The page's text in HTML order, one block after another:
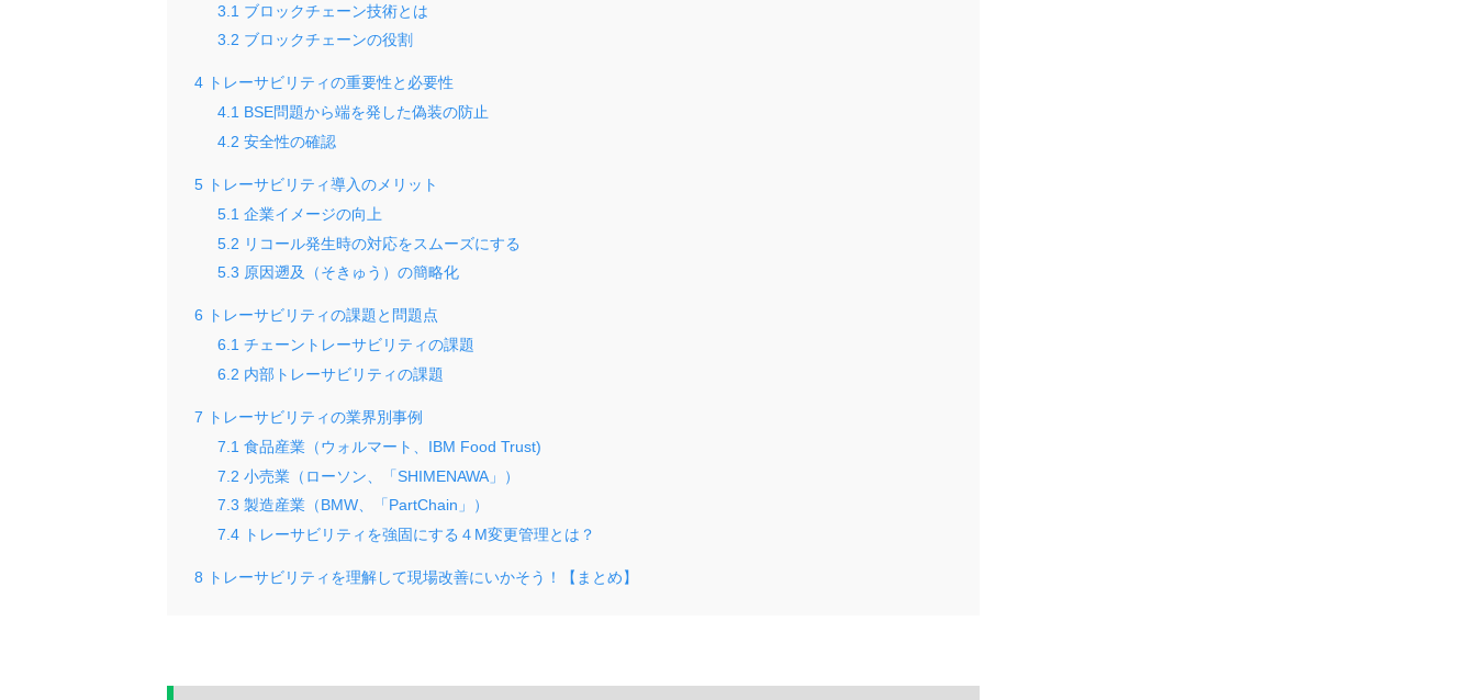
3.1 ブロックチェーン技術とは
3.2 ブロックチェーンの役割
4 トレーサビリティの重要性と必要性
4.1 BSE問題から端を発した偽装の防止
4.2 安全性の確認
5 トレーサビリティ導入のメリット
5.1 企業イメージの向上
5.2 リコール発生時の対応をスムーズにする
5.3 原因遡及（そきゅう）の簡略化
6 トレーサビリティの課題と問題点
6.1 チェーントレーサビリティの課題
6.2 内部トレーサビリティの課題
7 トレーサビリティの業界別事例
7.1 食品産業（ウォルマート、IBM Food Trust)
7.2 小売業（ローソン、「SHIMENAWA」）
7.3 製造産業（BMW、「PartChain」）
7.4 トレーサビリティを強固にする４M変更管理とは？
8 トレーサビリティを理解して現場改善にいかそう！【まとめ】